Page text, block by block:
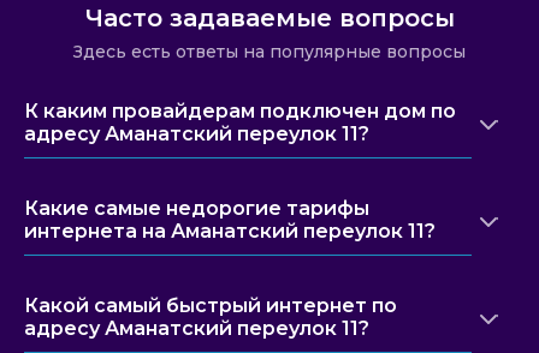
Часто задаваемые вопросы
Здесь есть ответы на популярные вопросы
К каким провайдерам подключен дом по
адресу Аманатский переулок 11?
Какие самые недорогие тарифы
интернета на Аманатский переулок 11?
Какой самый быстрый интернет по
адресу Аманатский переулок 11?